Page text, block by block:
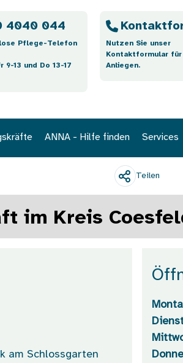
4040 044
Pflege-Telefon
9-13 und Do 13-17
Nutzen Sie unser
Kontaktformular
Anliegen.
ANNA - Hilfe finden Services
Teilen
im Kreis
am Schlossgarten